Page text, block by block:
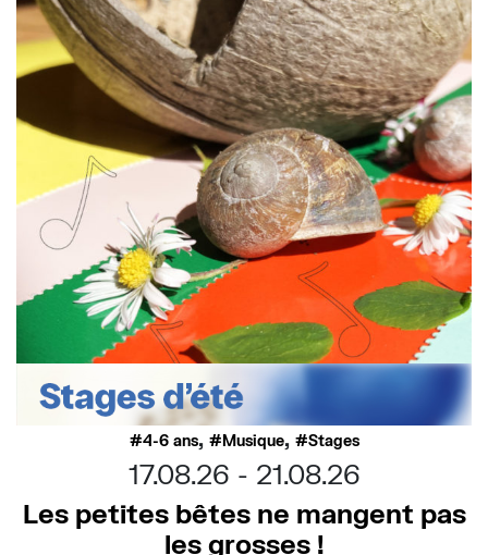
4-6 ans, Musique, Stages
17.08.26
21.08.26
Les petites bêtes ne mangent pas
les grosses !